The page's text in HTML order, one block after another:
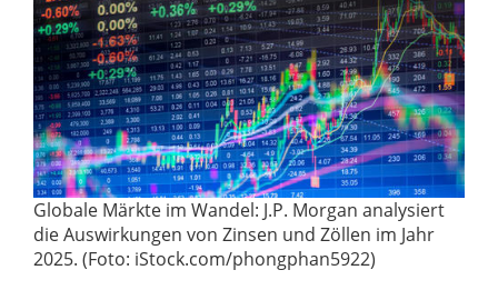
Globale Märkte im Wandel: J.P. Morgan analysiert
die Auswirkungen von Zinsen und Zöllen im Jahr
2025. (Foto: iStock.com/phongphan5922)